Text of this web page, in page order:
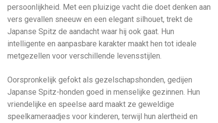
persoonlijkheid. Met een pluizige vacht die doet denken aan
vers gevallen sneeuw en een elegant silhouet, trekt de
Japanse Spitz de aandacht waar hij ook gaat. Hun
intelligente en aanpasbare karakter maakt hen tot ideale
metgezellen voor verschillende levensstijlen.
Oorspronkelijk gefokt als gezelschapshonden, gedijen
Japanse Spitz-honden goed in menselijke gezinnen. Hun
vriendelijke en speelse aard maakt ze geweldige
speelkameraadjes voor kinderen, terwijl hun alertheid en